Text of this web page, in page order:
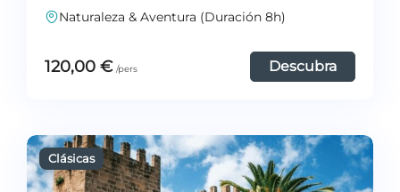
Naturaleza & Aventura (Duración 8h)
120,00 € Descubra